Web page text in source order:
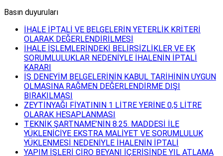
Basın duyuruları
İHALE İPTALİ VE BELGELERİN YETERLİK KRİTERİ
OLARAK DEĞERLENDİRİLMESİ
İHALE İŞLEMLERİNDEKİ BELİRSİZLİKLER VE EK
SORUMLULUKLAR NEDENİYLE İHALENİN İPTALİ
KARARI
İŞ DENEYİM BELGELERİNİN KABUL TARİHİNİN UYGUN
OLMASINA RAĞMEN DEĞERLENDİRME DIŞI
BIRAKILMASI
ZEYTİNYAĞI FİYATININ 1 LİTRE YERİNE 0,5 LİTRE
OLARAK HESAPLANMASI
TEKNİK ŞARTNAME’NİN 8.25. MADDESİ İLE
YÜKLENİCİYE EKSTRA MALİYET VE SORUMLULUK
YÜKLENMESİ NEDENİYLE İHALENİN İPTALİ
YAPIM İŞLERİ CİRO BEYANI İÇERİSİNDE YIL ATLAMA